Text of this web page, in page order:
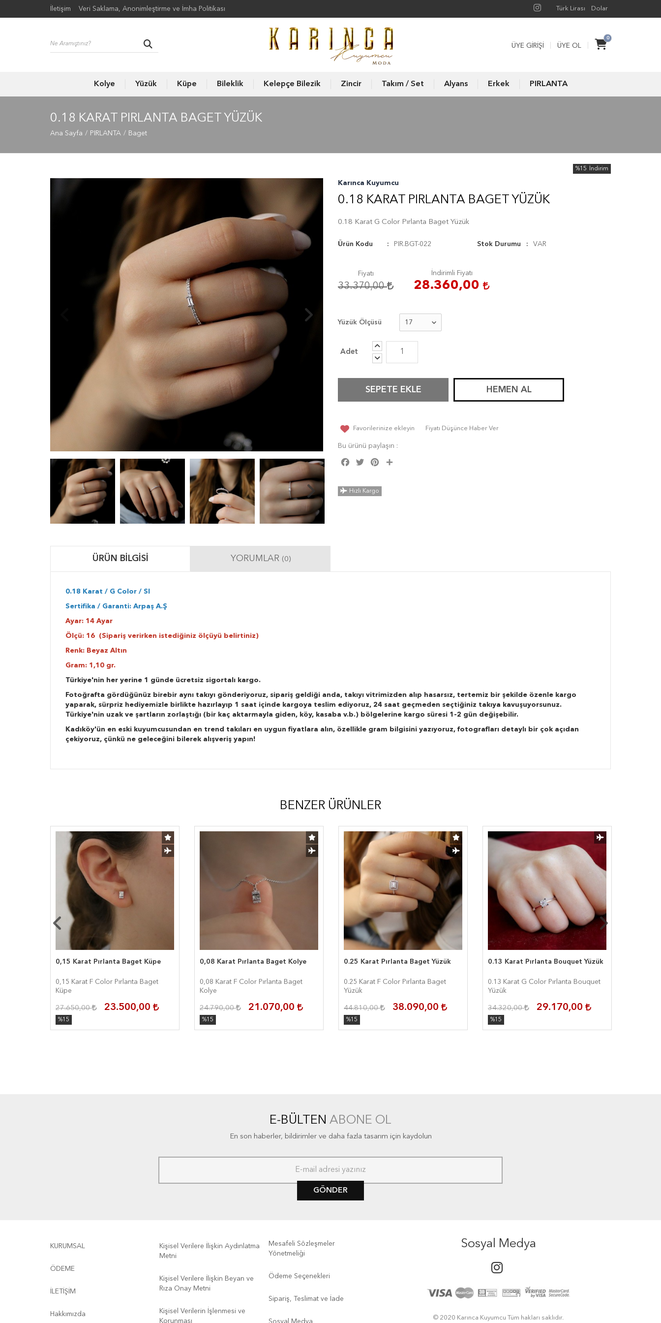
İletişim Veri Saklama, Anonimleştirme ve İmha Politikası Türk Lirası Dolar
0
ÜYE GIRIŞI ÜYE OL
Kolye Yüzük Küpe Bileklik Kelepçe Bilezik Zincir Takım / Set Alyans Erkek PIRLANTA
0.18 KARAT PIRLANTA BAGET YÜZÜK
Ana Sayfa PIRLANTA Baget
Karınca Kuyumcu
0.18 KARAT PIRLANTA BAGET YÜZÜK
0.18 Karat G Color Pırlanta Baget Yüzük
Ürün Kodu PIR.BGT-022 Stok Durumu VAR
Fiyatı
33.370,00
İndirimli Fiyatı
28.360,00
%15 İndirim
Yüzük Ölçüsü
SEPETE EKLE HEMEN AL
Favorilerinize ekleyin Fiyatı Düşünce Haber Ver
Bu ürünü paylaşın :
Facebook
Twitter Pinterest
Hızlı Kargo
ÜRÜN BILGISI YORUMLAR (0)
0.18 Karat / G Color / SI
Sertifika / Garanti: Arpaş A.Ş
Ayar: 14 Ayar
Ölçü: 16 (Sipariş verirken istediğiniz ölçüyü belirtiniz)
Renk: Beyaz Altın
Gram: 1,10 gr.
Türkiye'nin her yerine 1 günde ücretsiz sigortalı kargo.
Fotoğrafta gördüğünüz birebir aynı takıyı gönderiyoruz, sipariş geldiği anda, takıyı vitrimizden alıp hasarsız, tertemiz bir şekilde özenle kargo
yaparak, sürpriz hediyemizle birlikte hazırlayıp 1 saat içinde kargoya teslim ediyoruz, 24 saat geçmeden seçtiğiniz takıya kavuşuyorsunuz.
Türkiye'nin uzak ve şartların zorlaştığı (bir kaç aktarmayla giden, köy, kasaba v.b.) bölgelerine kargo süresi 1-2 gün değişebilir.
Kadıköy'ün en eski kuyumcusundan en trend takıları en uygun fiyatlara alın, özellikle gram bilgisini yazıyoruz, fotografları detaylı bir çok açıdan
çekiyoruz, çünkü ne geleceğini bilerek alışveriş yapın!
BENZER ÜRÜNLER
0,15 Karat Pırlanta Baget Küpe
0,15 Karat F Color Pırlanta Baget
Küpe
27.650,00 23.500,00
%15
0,08 Karat Pırlanta Baget Kolye
0,08 Karat F Color Pırlanta Baget
Kolye
24.790,00 21.070,00
%15
0.25 Karat Pırlanta Baget Yüzük
0.25 Karat F Color Pırlanta Baget
Yüzük
44.810,00 38.090,00
%15
0.13 Karat Pırlanta Bouquet Yüzük
0.13 Karat G Color Pırlanta Bouquet
Yüzük
34.320,00 29.170,00
%15
E-BÜLTEN ABONE OL
En son haberler, bildirimler ve daha fazla tasarım için kaydolun
GÖNDER
KURUMSAL
ÖDEME
İLETİŞİM
Hakkımızda
Kişisel Verilere İlişkin Aydınlatma
Metni
Kişisel Verilere İlişkin Beyan ve
Rıza Onay Metni
Kişisel Verilerin İşlenmesi ve
Korunması
Mesafeli Sözleşmeler
Yönetmeliği
Ödeme Seçenekleri
Sipariş, Teslimat ve İade
Sosyal Medya
Sosyal Medya
© 2020 Karınca Kuyumcu Tüm hakları saklıdır.